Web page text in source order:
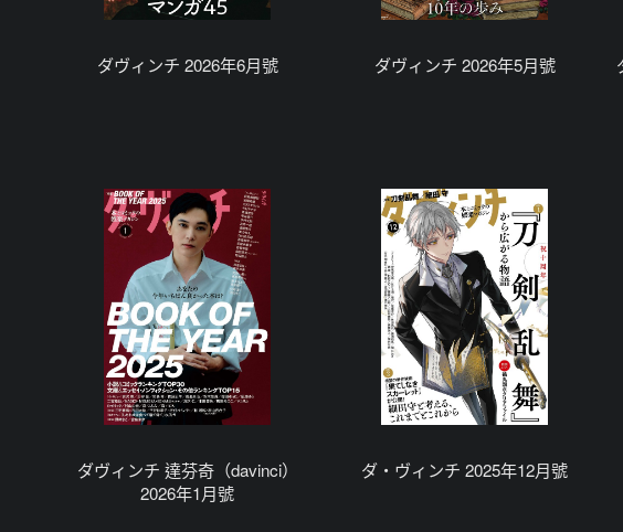
ダヴィンチ 2026年6月號 ダヴィンチ 2026年5月號
ダヴィンチ 達芬奇（davinci）
2026年1月號
ダ・ヴィンチ 2025年12月號